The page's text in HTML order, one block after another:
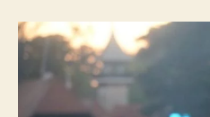
entrada
entrada